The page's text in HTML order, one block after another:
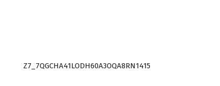
Z7_7QGCHA41LODH60A3OQA8RN1415